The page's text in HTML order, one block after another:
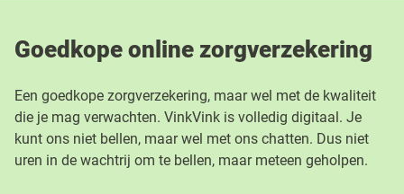
Goedkope online zorgverzekering
Een goedkope zorgverzekering, maar wel met de kwaliteit
die je mag verwachten. VinkVink is volledig digitaal. Je
kunt ons niet bellen, maar wel met ons chatten. Dus niet
uren in de wachtrij om te bellen, maar meteen geholpen.